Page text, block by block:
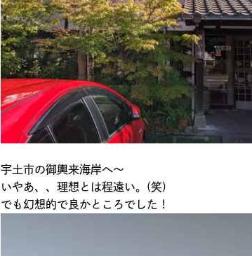
宇土市の御輿来海岸へ～
いやあ、、理想とは程遠い。(笑)
でも幻想的で良かところでした！